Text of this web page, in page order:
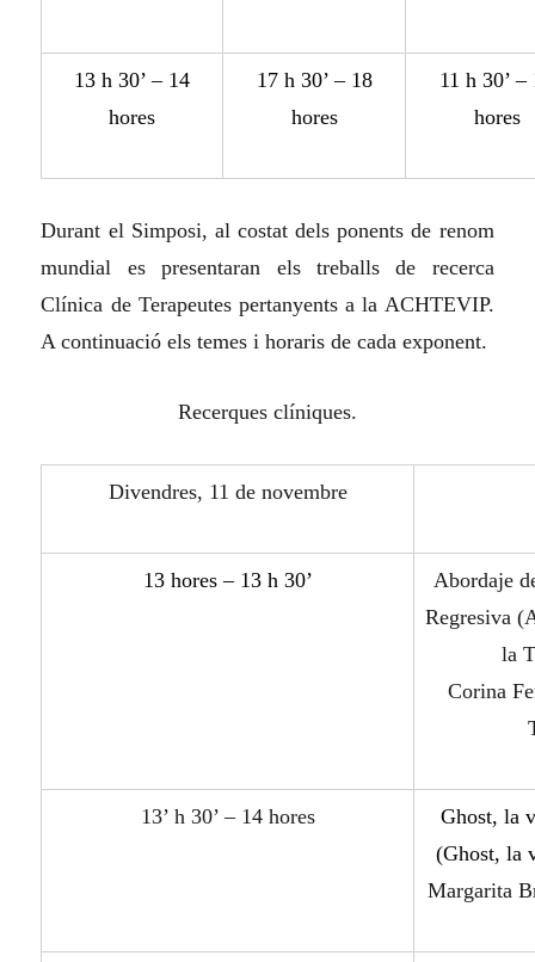
13 h 30’ – 14
hores
17 h 30’ – 18
hores
11 h 30’ –
hores
Durant el Simposi, al costat dels ponents de renom
mundial es presentaran els treballs de recerca
Clínica de Terapeutes pertanyents a la ACHTEVIP.
A continuació els temes i horaris de cada exponent.
Recerques clíniques.
Divendres, 11 de novembre
13hores– 13 h 30’
Abordaje
Regresiva
la
Corina
13’ h 30’ – 14 hores
Ghost, la
(Ghost, la
Margarita